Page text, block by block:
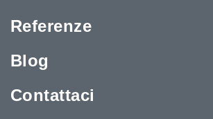
Referenze
Blog
Contattaci